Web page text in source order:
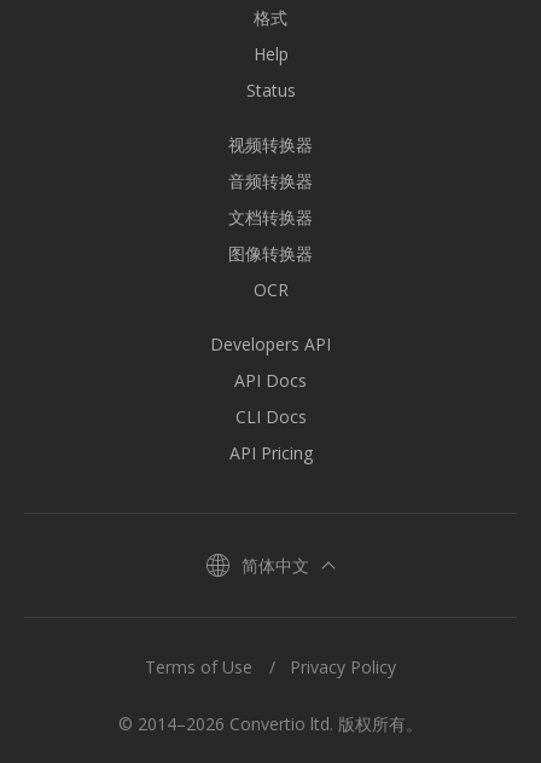
格式
Help
Status
视频转换器
音频转换器
文档转换器
图像转换器
OCR
Developers API
API Docs
CLI Docs
API Pricing
简体中文
© 2014–2026 Convertio ltd. 版权所有。
Terms of Use Privacy Policy